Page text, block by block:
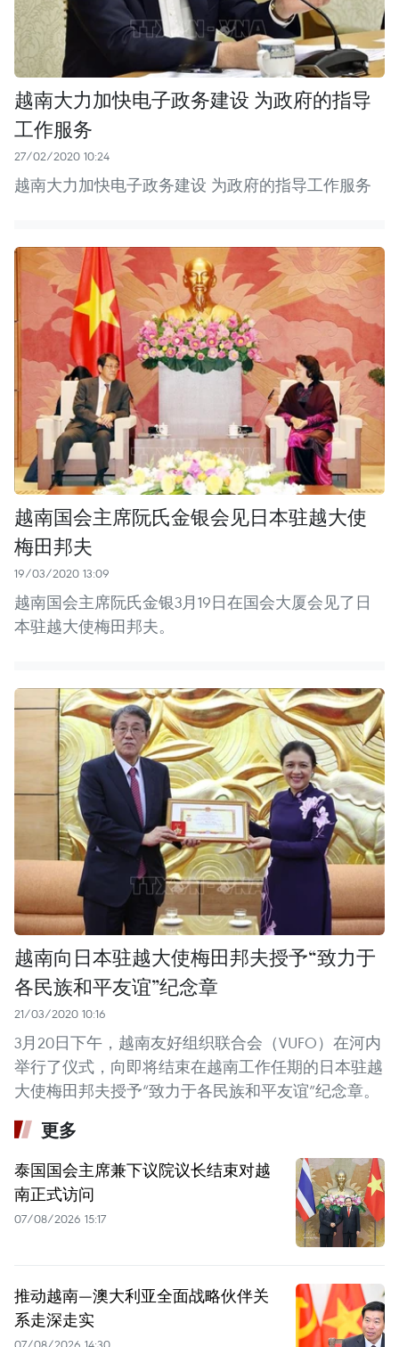
越南大力加快电子政务建设 为政府的指导
工作服务
27/02/2020 10:24
越南大力加快电子政务建设 为政府的指导工作服务
越南国会主席阮氏金银会见日本驻越大使
梅田邦夫
19/03/2020 13:09
越南国会主席阮氏金银3月19日在国会大厦会见了日
本驻越大使梅田邦夫。
越南向日本驻越大使梅田邦夫授予“致力于
各民族和平友谊”纪念章
21/03/2020 10:16
3月20日下午，越南友好组织联合会（VUFO）在河内
举行了仪式，向即将结束在越南工作任期的日本驻越
大使梅田邦夫授予“致力于各民族和平友谊”纪念章。
更多
泰国国会主席兼下议院议长结束对越
南正式访问
07/08/2026 15:17
推动越南—澳大利亚全面战略伙伴关
系走深走实